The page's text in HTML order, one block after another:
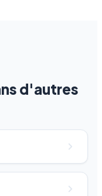
d'autres